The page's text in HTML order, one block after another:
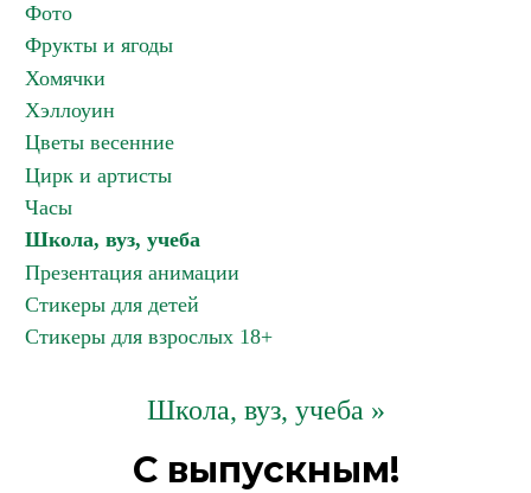
Фото
Фрукты и ягоды
Хомячки
Хэллоуин
Цветы весенние
Цирк и артисты
Часы
Школа, вуз, учеба
Презентация анимации
Стикеры для детей
Стикеры для взрослых 18+
Школа, вуз, учеба »
С выпускным!